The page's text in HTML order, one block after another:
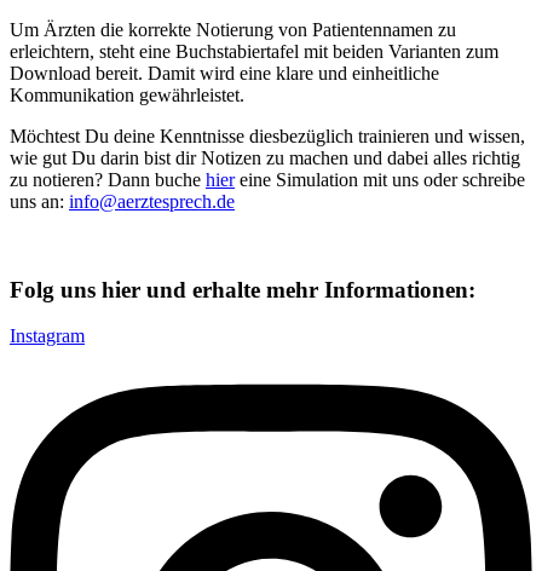
Um Ärzten die korrekte Notierung von Patientennamen zu
erleichtern, steht eine Buchstabiertafel mit beiden Varianten zum
Download bereit. Damit wird eine klare und einheitliche
Kommunikation gewährleistet.
Möchtest Du deine Kenntnisse diesbezüglich trainieren und wissen,
wie gut Du darin bist dir Notizen zu machen und dabei alles richtig
zu notieren? Dann buche hiereine Simulation mit uns oder schreibe
uns an: info@aerztesprech.de
Folg uns hier und erhalte mehr Informationen:
Instagram